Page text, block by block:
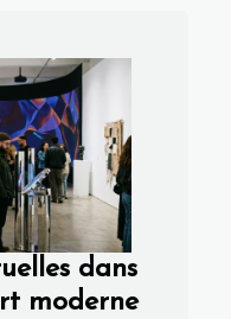
dans
moderne